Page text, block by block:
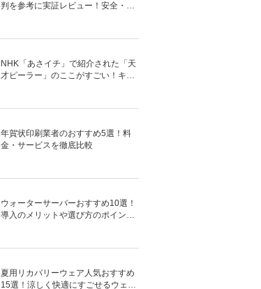
判を参考に実証レビュー！安全・時
NHK「あさイチ」で紹介された「天
才ピーラー」のここがすごい！キャ
年賀状印刷業者のおすすめ5選！料
金・サービスを徹底比較
ウォーターサーバーおすすめ10選！
導入のメリットや選び方のポイント
夏用リカバリーウェア人気おすすめ
15選！涼しく快適にすごせるウェア